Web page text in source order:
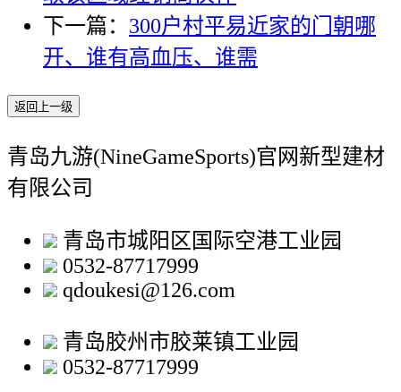
下一篇： 300户村平易近家的门朝哪
开、谁有高血压、谁需
返回上一级
青岛九游(NineGameSports)官网新型建材
有限公司
青岛市城阳区国际空港工业园
0532-87717999
qdoukesi@126.com
青岛胶州市胶莱镇工业园
0532-87717999